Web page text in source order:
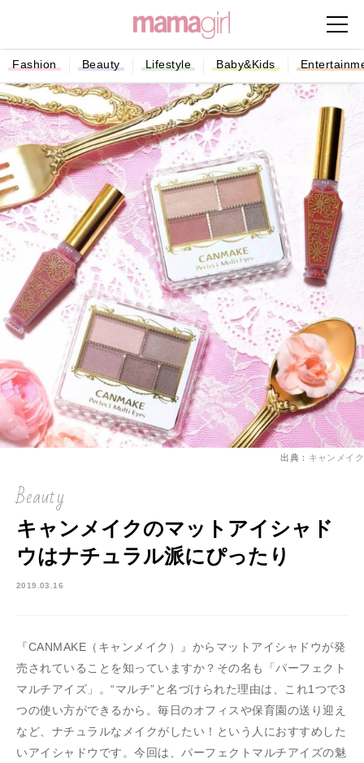
Fashion Beauty Lifestyle Baby&Kids
出典： キャンメイク
Beauty
キャンメイクのマットアイシャド
ウはナチュラル派にぴったり
2019.03.16
『CANMAKE（キャンメイク）』からマットアイシャドウが発
売されていることを知っていますか？その名も「パーフェクト
マルチアイズ」。“マルチ”と名づけられた理由は、これ1つで3
つの使い方ができるから。毎日のオフィスや保育園の送り迎え
など、ナチュラルなメイクがしたい！という人におすすめした
いアイシャドウです。今回は、パーフェクトマルチアイズの魅